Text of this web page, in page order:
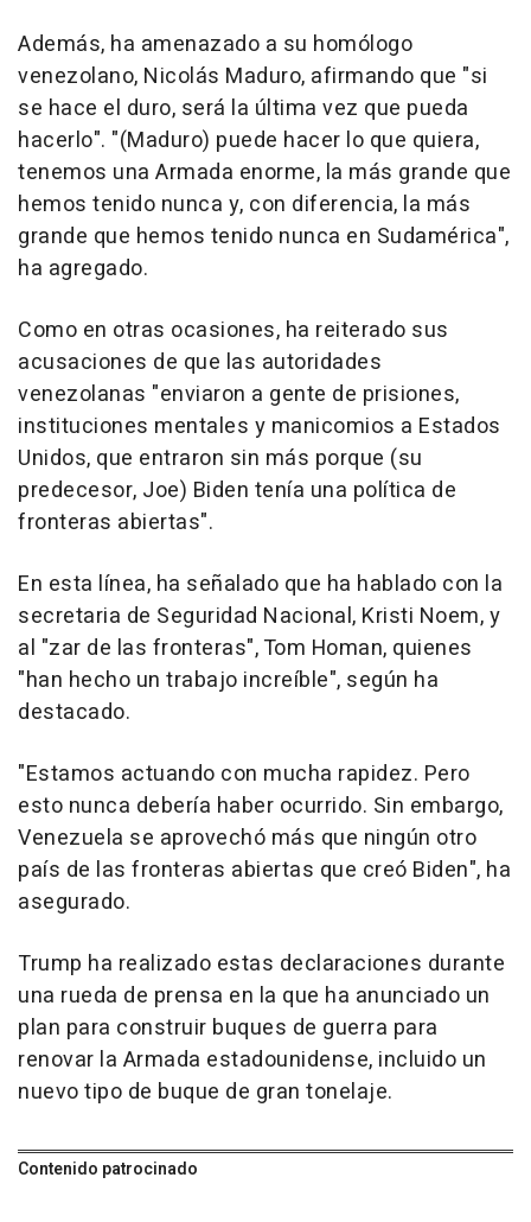
Además, ha amenazado a su homólogo
venezolano, Nicolás Maduro, afirmando que "si
se hace el duro, será la última vez que pueda
hacerlo". "(Maduro) puede hacer lo que quiera,
tenemos una Armada enorme, la más grande que
hemos tenido nunca y, con diferencia, la más
grande que hemos tenido nunca en Sudamérica",
ha agregado.
Como en otras ocasiones, ha reiterado sus
acusaciones de que las autoridades
venezolanas "enviaron a gente de prisiones,
instituciones mentales y manicomios a Estados
Unidos, que entraron sin más porque (su
predecesor, Joe) Biden tenía una política de
fronteras abiertas".
En esta línea, ha señalado que ha hablado con la
secretaria de Seguridad Nacional, Kristi Noem, y
al "zar de las fronteras", Tom Homan, quienes
"han hecho un trabajo increíble", según ha
destacado.
"Estamos actuando con mucha rapidez. Pero
esto nunca debería haber ocurrido. Sin embargo,
Venezuela se aprovechó más que ningún otro
país de las fronteras abiertas que creó Biden", ha
asegurado.
Trump ha realizado estas declaraciones durante
una rueda de prensa en la que ha anunciado un
plan para construir buques de guerra para
renovar la Armada estadounidense, incluido un
nuevo tipo de buque de gran tonelaje.
Contenido patrocinado